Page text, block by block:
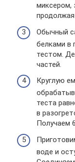
миксером,
Обычный
белками в
тестом.
частей.
Круглую
теста
в
Получаем
воде и